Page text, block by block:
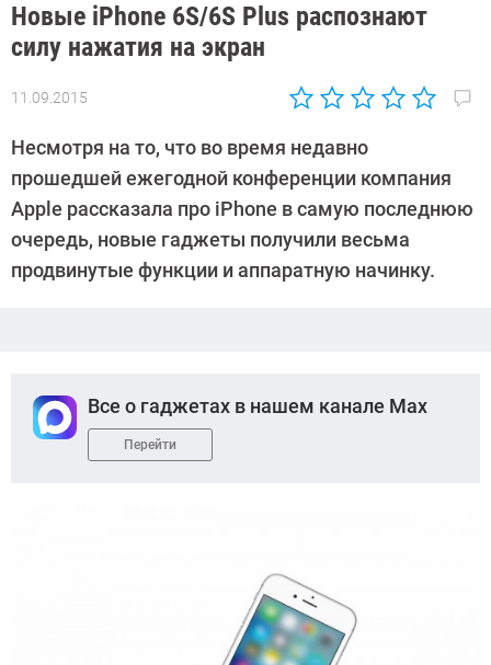
Новые iPhone 6S/6S Plus распознают
силу нажатия на экран
11.09.2015
Автор:
Ларионов
Несмотря на то, что во время недавно
прошедшей ежегодной конференции компания
Apple рассказала про iPhone в самую последнюю
очередь, новые гаджеты получили весьма
продвинутые функции и аппаратную начинку.
Все о гаджетах в нашем канале Max
Перейти